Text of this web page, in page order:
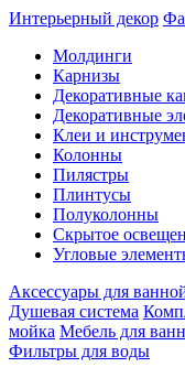
Интерьерный декор
Молдинги
Карнизы
Декоративные
Декоративные
Клеи и
Колонны
Пилястры
Плинтусы
Полуколонны
Скрытое
Угловые
Аксессуары для
Душевая система
мойка Мебель для
Фильтры для воды